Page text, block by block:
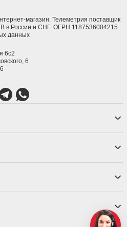
магазин. Телеметрия поставщик
в России и СНГ. ОГРН 1187536004215
данных
6с2
6